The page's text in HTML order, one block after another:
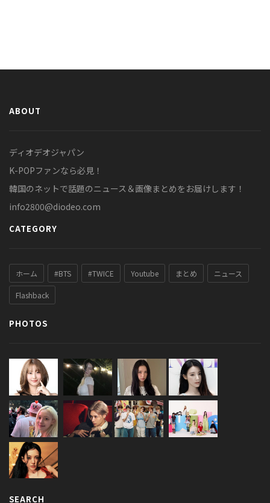
ABOUT
ディオデオジャパン
K-POPファンなら必見！
韓国のネットで話題のニュース＆画像まとめをお届けします！
info2800@diodeo.com
CATEGORY
ホーム #BTS #TWICE Youtube まとめ ニュース
Flashback
PHOTOS
SEARCH